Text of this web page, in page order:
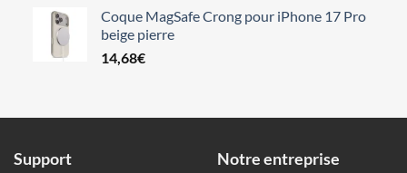
Coque MagSafe Crong pour iPhone 17 Pro
beige pierre
14,68€
Support Notre entreprise